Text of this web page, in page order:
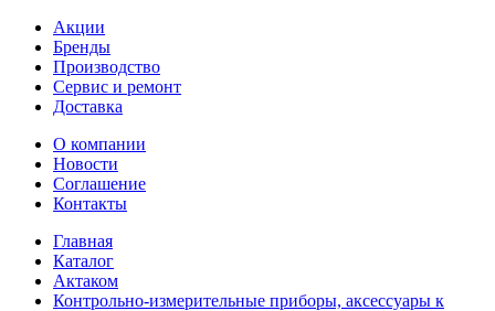
Акции
Бренды
Производство
Сервис и ремонт
Доставка
О компании
Новости
Соглашение
Контакты
Главная
Каталог
Актаком
Контрольно-измерительные приборы, аксессуары к